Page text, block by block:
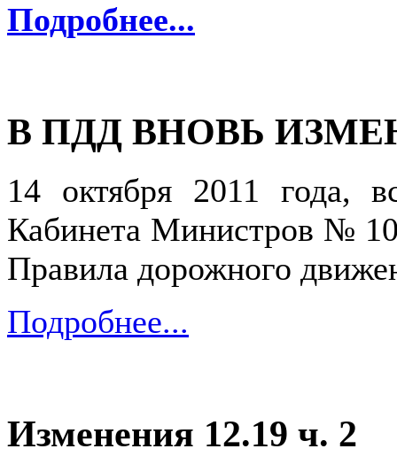
Подробнее...
В ПДД ВНОВЬ
14 октября 2011 года,
Кабинета Министров №
Правила дорожного
Подробнее...
Изменения 12.19 ч. 2